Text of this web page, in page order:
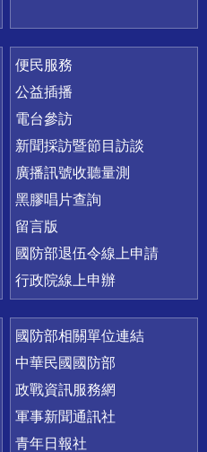
便民服務
公益插播
電台參訪
新聞採訪暨節目訪談
廣播訊號收聽量測
黑膠唱片查詢
留言版
國防部退伍令線上申請
行政院線上申辦
國防部相關單位連結
中華民國國防部
政戰資訊服務網
軍事新聞通訊社
青年日報社